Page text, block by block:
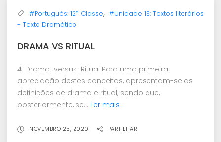
#Português: 12ª Classe, #Unidade 13: Textos literários
- Texto Dramático
DRAMA VS RITUAL
4. Drama versus Ritual Para uma primeira
apreciação destes conceitos, apresentam-se as
definições de drama e ritual, sendo que,
posteriormente, se... Ler mais
NOVEMBRO 25, 2020 PARTILHAR